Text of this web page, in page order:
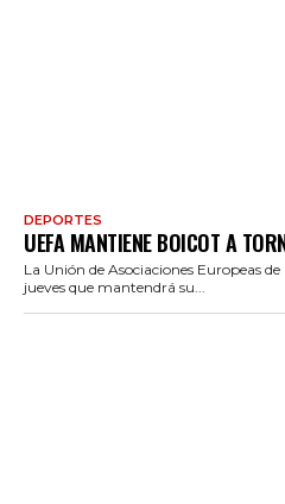
DEPORTES
UEFA MANTIENE BOICOT A
La Unión de Asociaciones Europeas
jueves que mantendrá su...